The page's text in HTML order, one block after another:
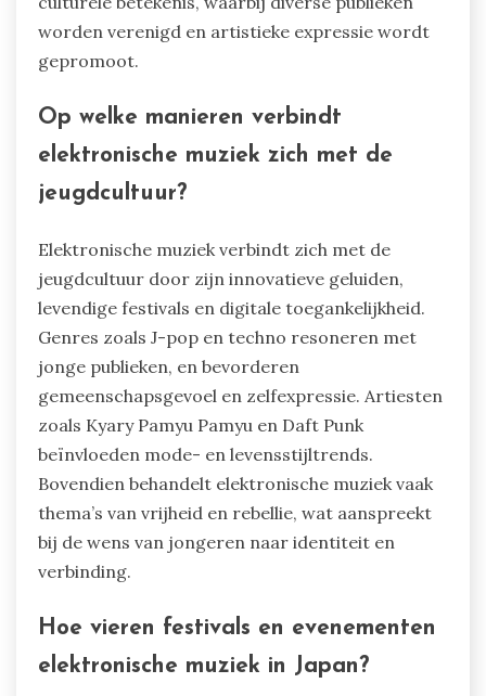
worden verenigd en artistieke expressie wordt
gepromoot.
Op welke manieren verbindt
elektronische muziek zich met de
jeugdcultuur?
Elektronische muziek verbindt zich met de
jeugdcultuur door zijn innovatieve geluiden,
levendige festivals en digitale toegankelijkheid.
Genres zoals J-pop en techno resoneren met
jonge publieken, en bevorderen
gemeenschapsgevoel en zelfexpressie. Artiesten
zoals Kyary Pamyu Pamyu en Daft Punk
beïnvloeden mode- en levensstijltrends.
Bovendien behandelt elektronische muziek vaak
thema’s van vrijheid en rebellie, wat aanspreekt
bij de wens van jongeren naar identiteit en
verbinding.
Hoe vieren festivals en evenementen
elektronische muziek in Japan?